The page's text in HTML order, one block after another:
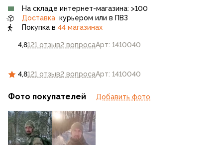
4,8121 отзыв2 вопросаАрт: 1410040
4,8121 отзыв2 вопросаАрт: 1410040
На складе интернет-магазина: >100
Доставка курьером или в ПВЗ
Покупка в 44 магазинах
Фото покупателей Добавить фото